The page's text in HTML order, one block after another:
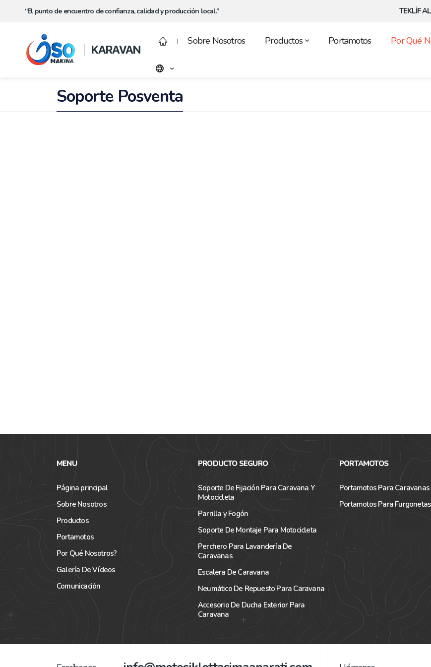
“El punto de encuentro de confianza, calidad y producción local.” TEKLİF AL
KARAVAN
Sobre Nosotros Productos Portamotos Por Qué
Soporte Posventa
MENU
Página principal
Sobre Nosotros
Productos
Portamotos
Por Qué Nosotros?
Galería De Vídeos
Comunicación
PRODUCTO SEGURO
Soporte De Fijación Para Caravana Y
Motocicleta
Parrilla y Fogón
Soporte De Montaje Para Motocicleta
Perchero Para Lavandería De
Caravanas
Escalera De Caravana
Neumático De Repuesto Para Caravana
Accesorio De Ducha Exterior Para
Caravana
PORTAMOTOS
Portamotos Para Caravanas
Portamotos Para